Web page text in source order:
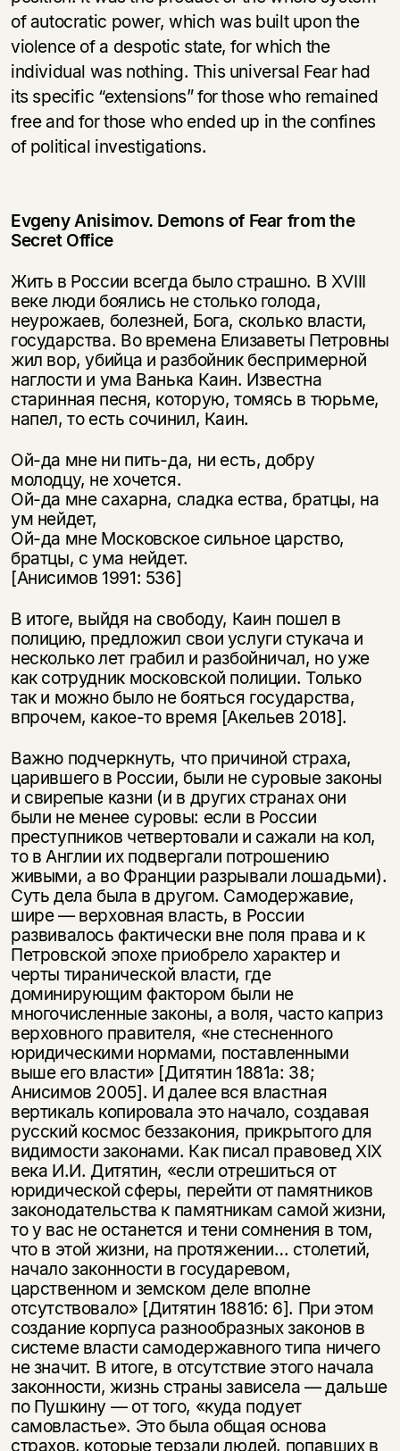
of autocratic power, which was built upon the
violence of a despotic state, for which the
individual was nothing. This universal Fear had
its specific “extensions” for those who remained
free and for those who ended up in the confines
of political investigations.
Evgeny Anisimov. Demons of Fear from the
Secret Office
Жить в России всегда было страшно. В XVIII
веке люди боялись не столько голода,
неурожаев, болезней, Бога, сколько власти,
государства. Во времена Елизаветы Петровны
жил вор, убийца и разбойник беспримерной
наглости и ума Ванька Каин. Известна
старинная песня, которую, томясь в тюрьме,
напел, то есть сочинил, Каин.
Ой-да мне ни пить-да, ни есть, добру
молодцу, не хочется.
Ой-да мне сахарна, сладка ества, братцы, на
ум нейдет,
Ой-да мне Московское сильное царство,
братцы, с ума нейдет.
[Анисимов 1991: 536]
В итоге, выйдя на свободу, Каин пошел в
полицию, предложил свои услуги стукача и
несколько лет грабил и разбойничал, но уже
как сотрудник московской полиции. Только
так и можно было не бояться государства,
впрочем, какое-то время [Акельев 2018].
Важно подчеркнуть, что причиной страха,
царившего в России, были не суровые законы
и свирепые казни (и в других странах они
были не менее суровы: если в России
преступников четвертовали и сажали на кол,
то в Англии их подвергали потрошению
живыми, а во Франции разрывали лошадьми).
Суть дела была в другом. Самодержавие,
шире — верховная власть, в России
развивалось фактически вне поля права и к
Петровской эпохе приобрело характер и
черты тиранической власти, где
доминирующим фактором были не
многочисленные законы, а воля, часто каприз
верховного правителя, «не стесненного
юридическими нормами, поставленными
выше его власти» [Дитятин 1881а: 38;
Анисимов 2005]. И далее вся властная
вертикаль копировала это начало, создавая
русский космос беззакония, прикрытого для
видимости законами. Как писал правовед XIX
века И.И. Дитятин, «если отрешиться от
юридической сферы, перейти от памятников
законодательства к памятникам самой жизни,
то у вас не останется и тени сомнения в том,
что в этой жизни, на протяжении… столетий,
начало законности в государевом,
царственном и земском деле вполне
отсутствовало» [Дитятин 1881б: 6]. При этом
создание корпуса разнообразных законов в
системе власти самодержавного типа ничего
не значит. В итоге, в отсутствие этого начала
законности, жизнь страны зависела — дальше
по Пушкину — от того, «куда подует
самовластье». Это была общая основа
страхов, которые терзали людей, попавших в